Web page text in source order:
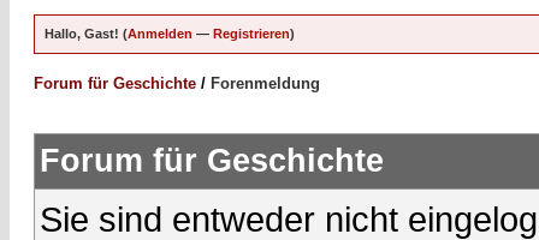
Hallo, Gast! (Anmelden — Registrieren)
Forum für Geschichte / Forenmeldung
Forum für Geschichte
Sie sind entweder nicht